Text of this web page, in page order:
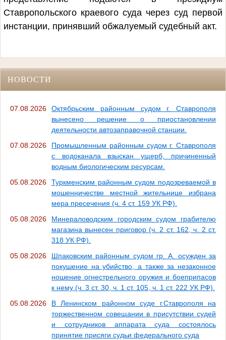
Ставропольского краевого суда через суд первой
инстанции, принявший обжалуемый судебный акт.
НОВОСТИ
07.08.2026
Октябрьским районным судом г. Ставрополя
вынесено решение о приостановлении
деятельности автозаправочной станции.
07.08.2026
Промышленным районным судом г. Ставрополя
с водоканала взыскан ущерб, причиненный
водным биологическим ресурсам.
05.08.2026
Туркменским районным судом подозреваемой в
мошенничестве местной жительнице избрана
мера пресечения (ч. 4 ст. 159 УК РФ).
05.08.2026
Минераловодским городским судом грабителю
магазина вынесен приговор (ч. 2 ст. 162, ч. 2 ст.
318 УК РФ).
05.08.2026
Шпаковским районным судом гр. А. осужден за
покушение на убийство, а также за незаконное
ношение огнестрельного оружия и боеприпасов
к нему (ч. 3 ст. 30, ч. 1 ст. 105, ч. 1 ст. 222 УК РФ).
05.08.2026
В Ленинском районном суде г.Ставрополя на
торжественном совещании в присутствии судей
и сотрудников аппарата суда состоялось
принятие присяги судьи федерального суда